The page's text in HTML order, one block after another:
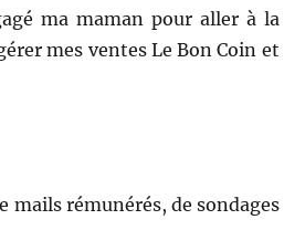
ma maman pour aller à la
mes ventes Le Bon Coin et
mails rémunérés, de sondages